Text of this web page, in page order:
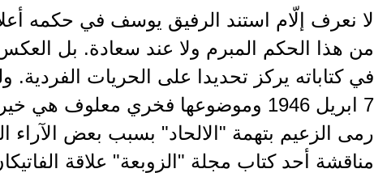
لا نعرف إلّام استند الرفيق يوسف في حكمه
من هذا الحكم المبرم ولا عند سعادة. بل
في كتاباته يركز تحديدا على الحريات
7 ابريل 1946 وموضوعها فخري
رمى الزعيم بتهمة "الالحاد" بسبب بعض
مناقشة أحد كتاب مجلة "الزوبعة" علاقة